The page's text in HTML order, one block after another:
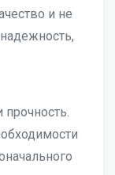
и не
прочность.